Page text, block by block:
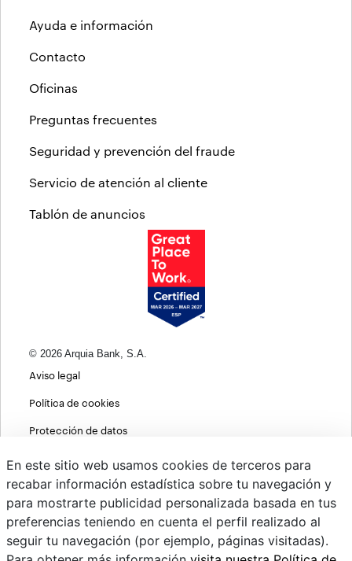
Ayuda e información
Contacto
Oficinas
Preguntas frecuentes
Seguridad y prevención del fraude
Servicio de atención al cliente
Tablón de anuncios
© 2026 Arquia Bank, S.A.
Aviso legal
Política de cookies
Protección de datos
MIFID
Políticas ASG
PSD2
En este sitio web usamos cookies de terceros para
recabar información estadística sobre tu navegación y
para mostrarte publicidad personalizada basada en tus
preferencias teniendo en cuenta el perfil realizado al
seguir tu navegación (por ejemplo, páginas visitadas).